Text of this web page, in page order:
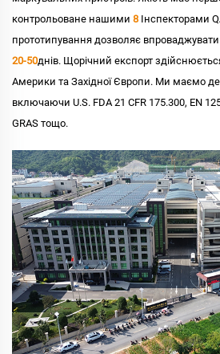
контрольоване нашими 8 Інспекторами
прототипування дозволяє
20-50днів. Щорічний експорт
Америки та Західної Європи. Ми маємо
включаючи U.S. FDA 21 CFR 175.300, EN
GRAS тощо.